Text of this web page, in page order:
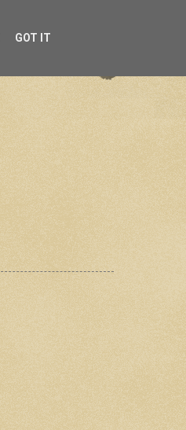
GOT IT